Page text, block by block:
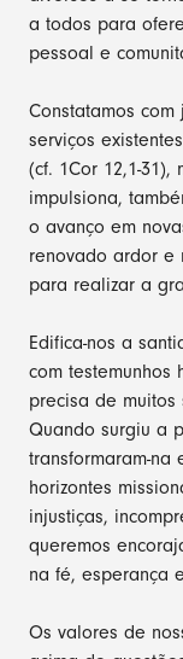
a todos para
pessoal e
Constatamos
serviços
(cf. 1Cor 12,1-
impulsiona,
o avanço em
renovado ardor e
para realizar a
Edifica-nos a
com testemunhos
precisa de muitos
Quando surgiu a
transformaram-
horizontes
injustiças,
queremos
na fé, esperança
Os valores de